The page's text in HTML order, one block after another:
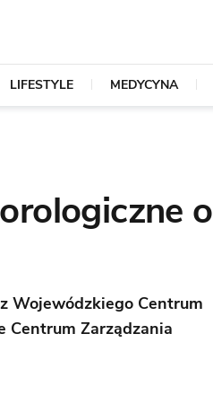
LIFESTYLE MEDYCYNA
o
Wojewódzkiego Centrum
Centrum Zarządzania